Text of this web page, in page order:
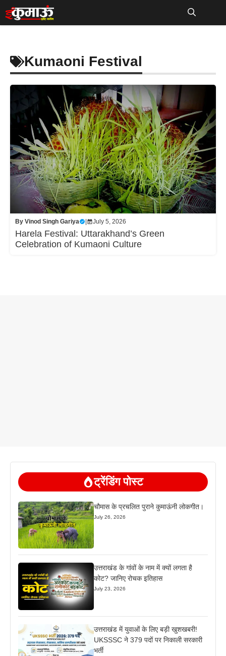
Skip
to
Kumaoni Festival
By Vinod Singh Gariya | July 5, 2026
Harela Festival: Uttarakhand’s Green
Celebration of Kumaoni Culture
ट्रेंडिंग पोस्ट
चौमास के प्रचलित पुराने कुमाऊंनी लोकगीत।
July 26, 2026
उत्तराखंड के गांवों के नाम में क्यों लगता है
कोट? जानिए रोचक इतिहास
July 23, 2026
उत्तराखंड में युवाओं के लिए बड़ी खुशखबरी!
UKSSSC ने 379 पदों पर निकाली सरकारी
भर्ती